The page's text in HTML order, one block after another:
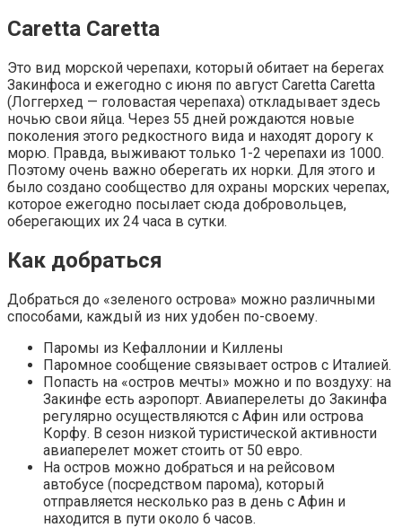
Caretta Caretta
Это вид морской черепахи, который обитает на берегах
Закинфоса и ежегодно с июня по август Caretta Caretta
(Логгерхед — головастая черепаха) откладывает здесь
ночью свои яйца. Через 55 дней рождаются новые
поколения этого редкостного вида и находят дорогу к
морю. Правда, выживают только 1-2 черепахи из 1000.
Поэтому очень важно оберегать их норки. Для этого и
было создано сообщество для охраны морских черепах,
которое ежегодно посылает сюда добровольцев,
оберегающих их 24 часа в сутки.
Как добраться
Добраться до «зеленого острова» можно различными
способами, каждый из них удобен по-своему.
Паромы из Кефаллонии и Киллены
Паромное сообщение связывает остров с Италией.
Попасть на «остров мечты» можно и по воздуху: на
Закинфе есть аэропорт. Авиаперелеты до Закинфа
регулярно осуществляются с Афин или острова
Корфу. В сезон низкой туристической активности
авиаперелет может стоить от 50 евро.
На остров можно добраться и на рейсовом
автобусе (посредством парома), который
отправляется несколько раз в день с Афин и
находится в пути около 6 часов.